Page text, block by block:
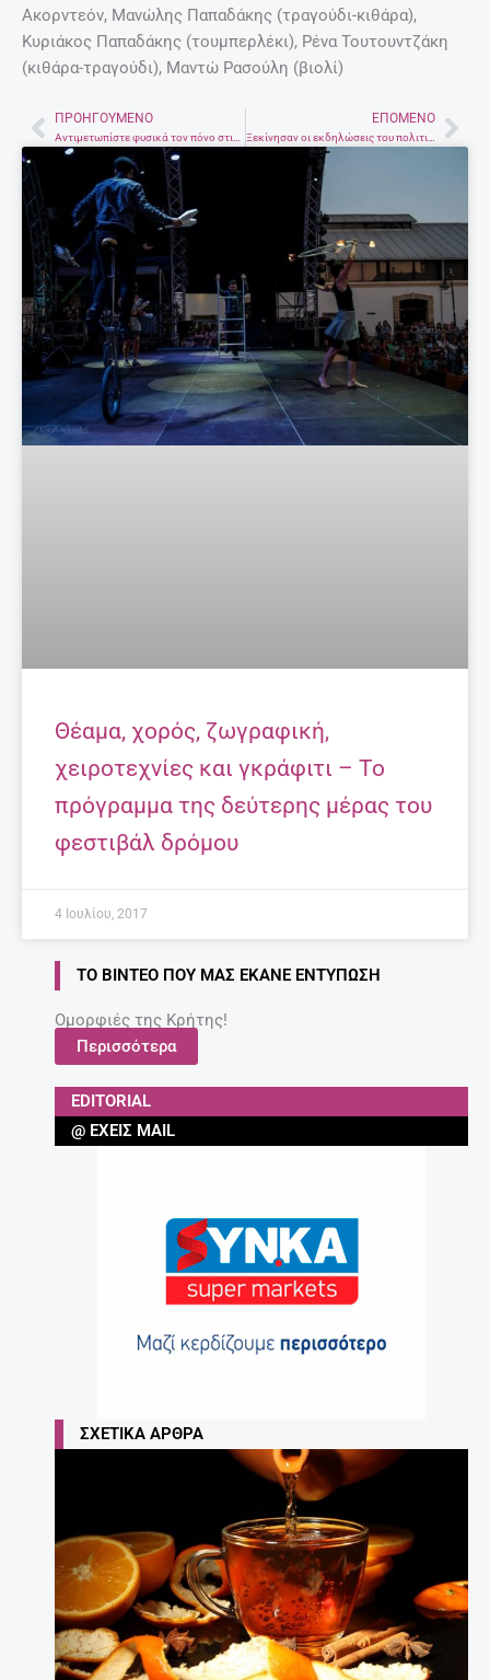
Ακορντεόν, Μανώλης Παπαδάκης (τραγούδι-κιθάρα),
Κυριάκος Παπαδάκης (τουμπερλέκι), Ρένα Τουτουντζάκη
(κιθάρα-τραγούδι), Μαντώ Ρασούλη (βιολί)
PrevΠΡΟΗΓΟΎΜΕΝΟ ΕΠΌΜΕΝΟ
Θέαμα, χορός, ζωγραφική,
χειροτεχνίες και γκράφιτι – Το
πρόγραμμα της δεύτερης μέρας του
φεστιβάλ δρόμου
4 Ιουλίου, 2017
ΤΟ ΒΊΝΤΕΟ ΠΟΥ ΜΑΣ ΈΚΑΝΕ ΕΝΤΎΠΩΣΗ
Ομορφιές της Κρήτης!
Περισσότερα
EDITORIAL
@ ΈΧΕΙΣ MAIL
ΣΧΕΤΙΚΆ ΆΡΘΡΑ